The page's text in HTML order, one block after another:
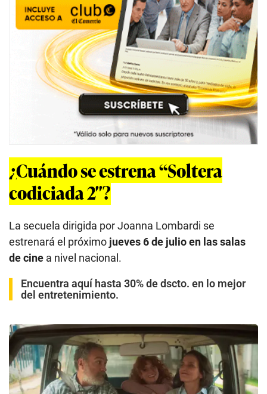
¿Cuándo se estrena “Soltera
codiciada 2″?
La secuela dirigida por Joanna Lombardi se
estrenará el próximo jueves 6 de julio en las salas
de cine a nivel nacional.
Encuentra aquí hasta 30% de dscto. en lo mejor
del entretenimiento.